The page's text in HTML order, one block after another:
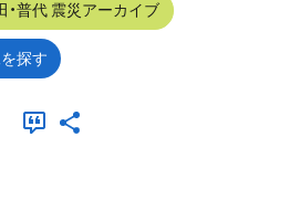
・普代 震災アーカイブ
探す